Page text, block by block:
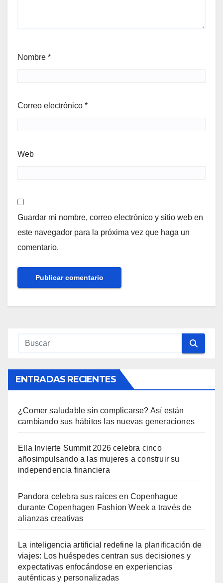
Nombre *
Correo electrónico *
Web
Guardar mi nombre, correo electrónico y sitio web en
este navegador para la próxima vez que haga un
comentario.
ENTRADAS RECIENTES
¿Comer saludable sin complicarse? Así están
cambiando sus hábitos las nuevas generaciones
Ella Invierte Summit 2026 celebra cinco
añosimpulsando a las mujeres a construir su
independencia financiera
Pandora celebra sus raíces en Copenhague
durante Copenhagen Fashion Week a través de
alianzas creativas
La inteligencia artificial redefine la planificación de
viajes: Los huéspedes centran sus decisiones y
expectativas enfocándose en experiencias
auténticas y personalizadas